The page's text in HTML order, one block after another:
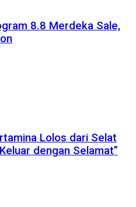
8.8 Merdeka Sale,
Lolos dari Selat
dengan Selamat”